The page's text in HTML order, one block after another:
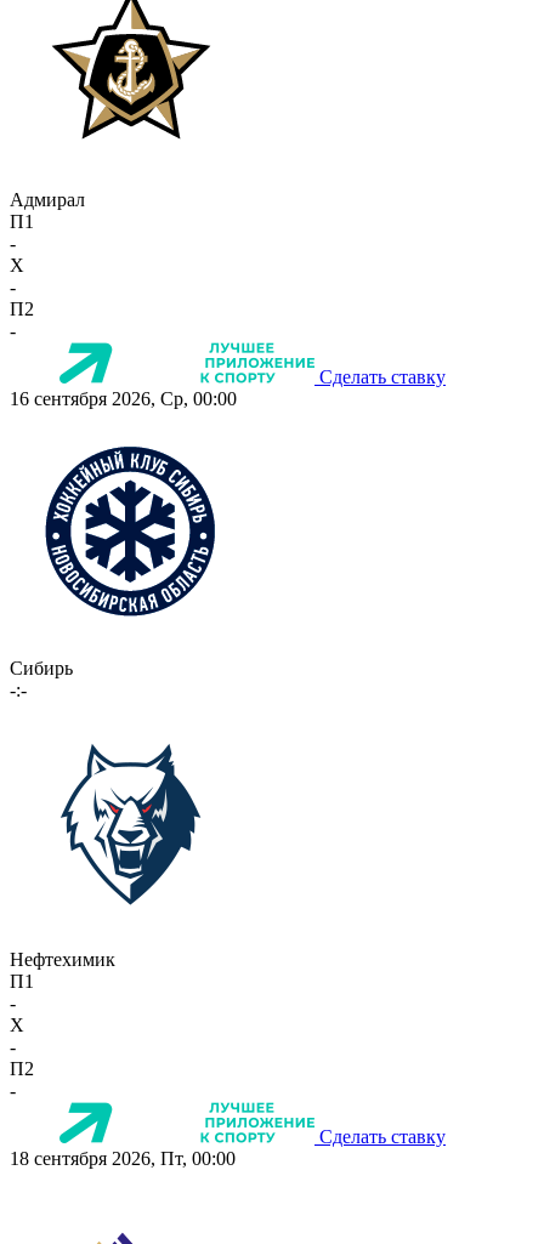
Адмирал
П1
-
X
-
П2
-
Сделать ставку
16 сентября 2026, Ср, 00:00
Сибирь
-:-
Нефтехимик
П1
-
X
-
П2
-
Сделать ставку
18 сентября 2026, Пт, 00:00